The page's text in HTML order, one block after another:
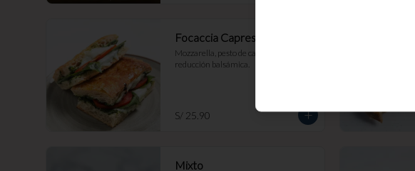
Focaccia Capresse
Mozzarella, pesto de cashews, tomate,
reducción balsámica.
S/ 25.90
Mixto